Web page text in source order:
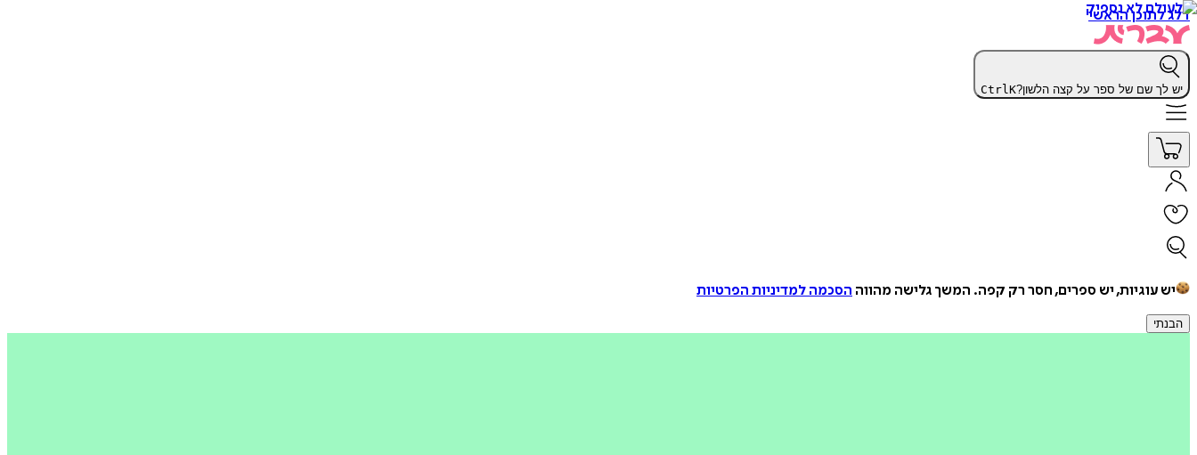
דלג לתוכן הראשי
יש לך שם של ספר על קצה הלשון? CtrlK
יש עוגיות, יש ספרים, חסר רק קפה. המשך גלישה מהווה הסכמה למדיניות הפרטיות
הבנתי